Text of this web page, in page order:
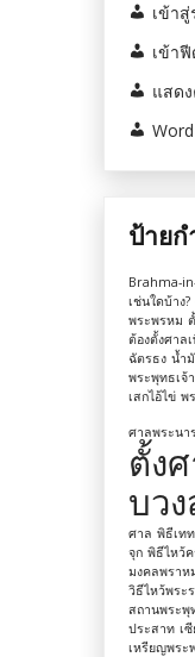
เข้า
เข้าฟี
แสด
ป้าย
Brahma-
เช่นใดบ้าง?
พระพรหม
ต้องตั้งศาล
ฉัตรธง น้ำ
พระพุทธเจ้
เสกไอ้ไข่ พ
ศาลพระน
ตั้ง
บว
ศาล พิธีเท
จุก พิธีไหว้
มงคลพรา
วิธีไหว้พระ
สถานพระพุ
ประสาท เ
เหรียญพระ